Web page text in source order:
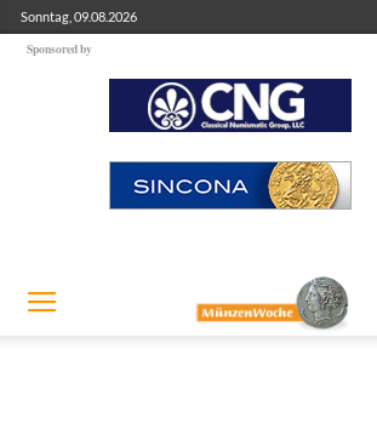
Sonntag, 09.08.2026
Sponsored by